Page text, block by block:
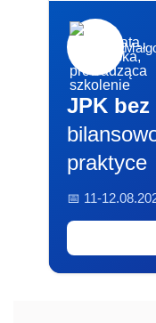
JPK bez
praktyce
📅 11-